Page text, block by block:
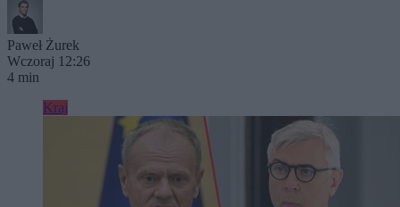
Paweł Żurek
Wczoraj 12:26
4 min
Kraj